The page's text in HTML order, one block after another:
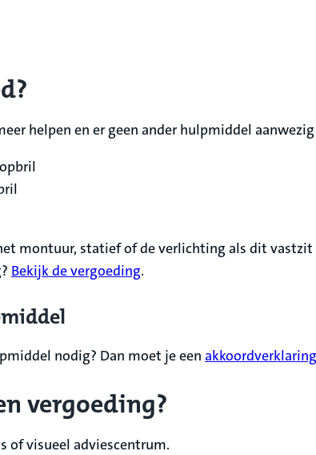
helpen en er geen ander hulpmiddel
montuur, statief of de verlichting als dit
Bekijk de vergoeding.
nodig? Dan moet je een
vergoeding?
of visueel adviescentrum.